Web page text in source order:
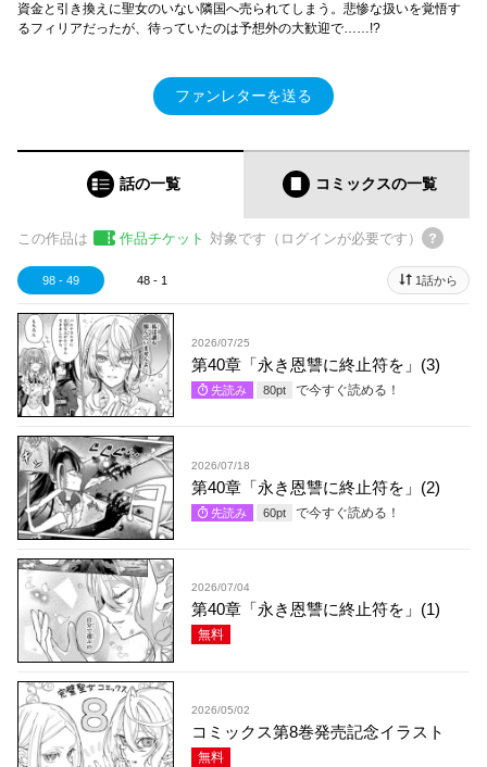
資金と引き換えに聖女のいない隣国へ売られてしまう。悲惨な扱いを覚悟す
るフィリアだったが、待っていたのは予想外の大歓迎で……!?
ファンレターを送る
話の一覧 コミックスの一覧
この作品は 作品チケット 対象です（ログインが必要です）
98 - 49 48 - 1 1話から
2026/07/25
第40章「永き恩讐に終止符を」(3)
先読み 80pt で今すぐ読める！
2026/07/18
第40章「永き恩讐に終止符を」(2)
先読み 60pt で今すぐ読める！
2026/07/04
第40章「永き恩讐に終止符を」(1)
無料
2026/05/02
コミックス第8巻発売記念イラスト
無料